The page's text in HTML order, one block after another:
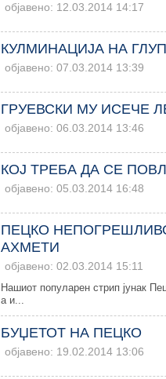
објавено: 12.03.2014 14:17
КУЛМИНАЦИЈА НА
објавено: 07.03.2014 13:39
ГРУЕВСКИ МУ ИСЕЧЕ
објавено: 06.03.2014 13:46
КОЈ ТРЕБА ДА СЕ
објавено: 05.03.2014 16:48
ПЕЦКО
АХМЕТИ
објавено: 02.03.2014 15:11
Нашиот популарен стрип јунак
а и...
БУЏЕТОТ НА ПЕЦКО
објавено: 19.02.2014 13:06